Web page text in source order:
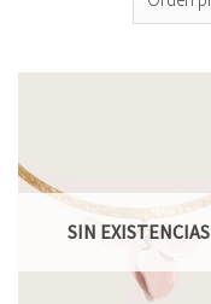
SIN EXISTENCIAS